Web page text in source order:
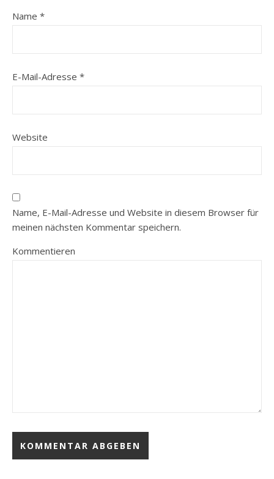
Name *
E-Mail-Adresse *
Website
Name, E-Mail-Adresse und Website in diesem Browser für
meinen nächsten Kommentar speichern.
Kommentieren